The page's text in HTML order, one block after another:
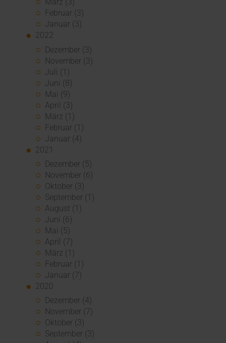
Februar (3)
Januar (3)
2022
Dezember (3)
November (3)
Juli (1)
Juni (8)
Mai (9)
April (3)
März (1)
Februar (1)
Januar (4)
2021
Dezember (5)
November (6)
Oktober (3)
September (1)
August (1)
Juni (6)
Mai (5)
April (7)
März (1)
Februar (1)
Januar (7)
2020
Dezember (4)
November (7)
Oktober (3)
September (3)